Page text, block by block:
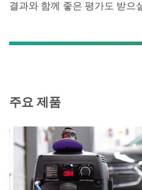
Please be
information
located in
the U.S. If
consent to
this use of
your
personal
information,
on a server
not consent to
use this
SUBMIT
Thank
결과와 함께 좋은 평가도 받으
주요 제품